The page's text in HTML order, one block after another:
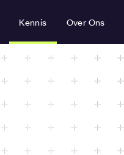
Kennis Over Ons